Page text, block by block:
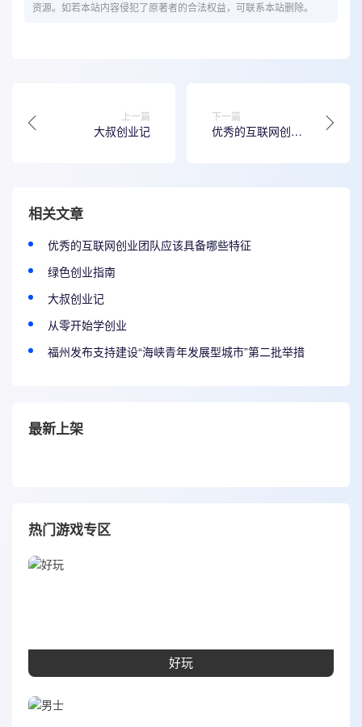
资源。如若本站内容侵犯了原著者的合法权益，可联系本站删除。
上一篇
大叔创业记
下一篇
优秀的互联网创业
相关文章
优秀的互联网创业团队应该具备哪些特征
绿色创业指南
大叔创业记
从零开始学创业
福州发布支持建设“海峡青年发展型城市”第二批举措
最新上架
热门游戏专区
好玩